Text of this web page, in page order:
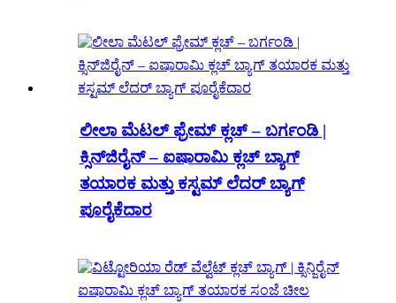
ಲೀಲಾ ಮೆಟಲ್ ಫ್ರೇಮ್ ಕ್ಲಚ್ – ಬರ್ಗಂಡಿ |
ಕ್ಸಿನ್‌ಜಿರೈನ್ – ಐಷಾರಾಮಿ ಕ್ಲಚ್ ಬ್ಯಾಗ್
ತಯಾರಕ ಮತ್ತು ಕಸ್ಟಮ್ ಲೆದರ್ ಬ್ಯಾಗ್
ಪೂರೈಕೆದಾರ